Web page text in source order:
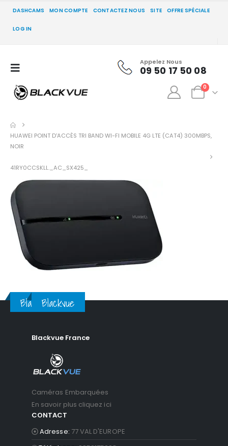
DASHCAMS MON COMPTE CONTACTEZ NOUS SITE OFFRE SPÉCIALE
LOG IN
Appelez Nous
09 50 17 50 08
0
HUAWEI POINT D'ACCÈS TRI BAND WI-FI MOBILE 4G LTE (CAT4) 300MBPS,
NOIR
41RY0CCSKLL._AC_SX425_
BlackvueBlackvue
Blackvue France
Caméras Embarquées
En savoir plus cliquez ici
CONTACT
Adresse: 77 VAL D'EUROPE